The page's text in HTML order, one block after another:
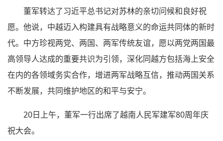
董军转达了习近平总书记对苏林的亲切问候和良好祝
愿。他说，中越迈入构建具有战略意义的命运共同体的新时
代。中方珍视两党、两国、两军传统友谊，愿以两党两国最
高领导人达成的重要共识为引领，深化同越方包括海上安全
在内的各领域务实合作，增进两军战略互信，推动两国关系
不断发展，共同维护地区的和平与安宁。
20日上午，董军一行出席了越南人民军建军80周年庆
祝大会。